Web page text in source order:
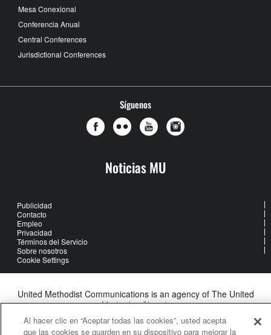
Mesa Conexional
Conferencia Anual
Central Conferences
Jurisdictional Conferences
Síguenos
Noticias MU
Publicidad
Contacto
Empleo
Privacidad
Términos del Servicio
Sobre nosotros
Cookie Settings
United Methodist Communications is an agency of The United
Methodist Church
©2026United Methodist Communications. All Rights Reserved
Al hacer clic en “Aceptar todas las cookies”, usted acepta
que las cookies se guarden en su dispositivo para mejorar la